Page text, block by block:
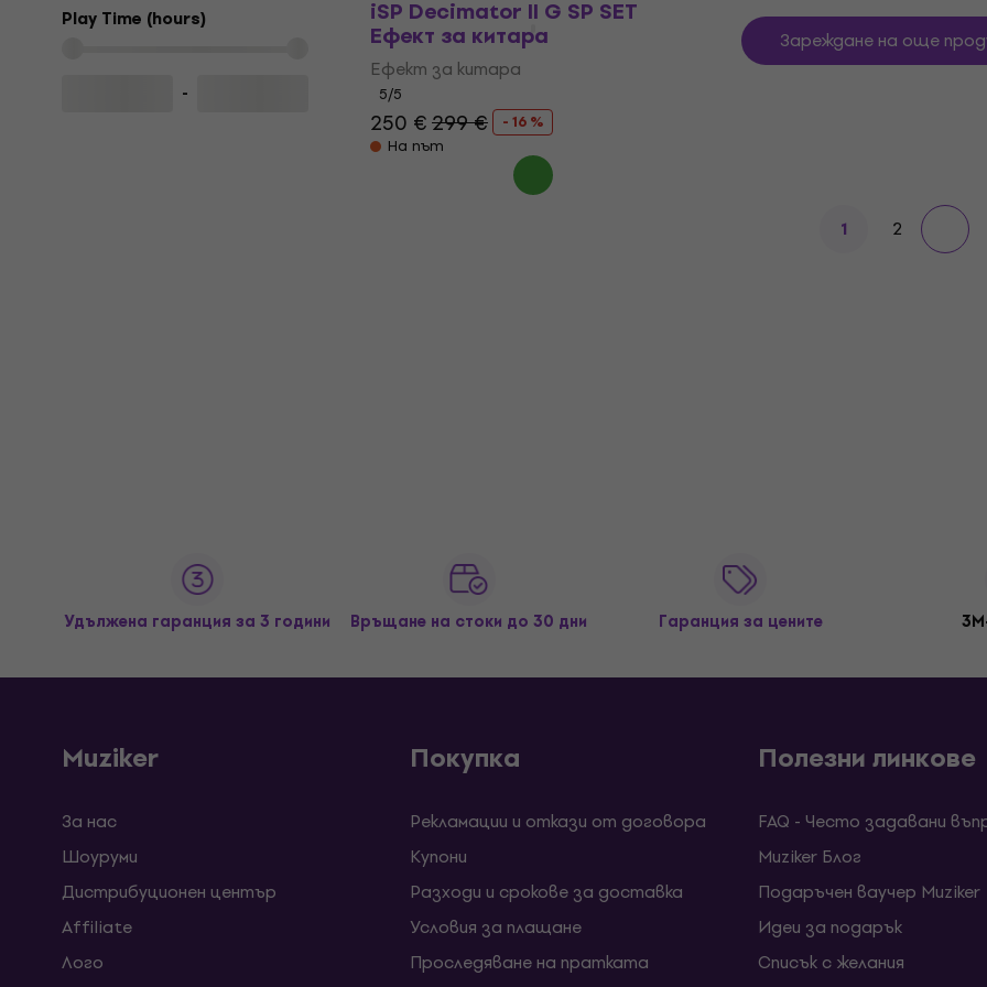
Play Time (hours)
-
iSP Decimator II G SP SET
Eфект за китара
Eфект за китара
5/5
250 €299 €
- 16 %
На път
Зареждане на още
1 2
Удължена гаранция за 3 години Връщане на стоки до 30 дни Гаранция за цените
Muziker
За нас
Шоуруми
Дистрибуционен център
Affiliate
Лого
Покупка
Рекламации и откази от договора
Kупони
Разходи и срокове за доставка
Условия за плащане
Проследяване на пратката
Полезни линкове
FAQ - Често задавани
Muziker Блог
Подаръчен ваучер Muziker
Идеи за подарък
Списък с желания